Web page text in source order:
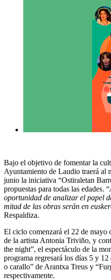
Bajo el objetivo de fomentar la
Ayuntamiento de Laudio traerá al
junio la iniciativa “Ostiraletan
propuestas para todas las edades. “
oportunidad de analizar el papel
mitad de las obras serán en
Respaldiza.
El ciclo comenzará el 22 de mayo
de la artista Antonia Triviño, y
the night”, el espectáculo de la
programa regresará los días 5 y
o carallo” de Arantxa Treus y
respectivamente.